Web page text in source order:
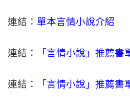
連結： 單本言情小說介紹
連結： 「言情小說」推薦書
連結： 「言情小說」推薦書